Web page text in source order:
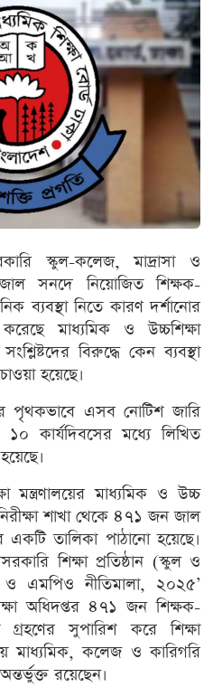
স্কুল-কলেজ, মাদ্রাসা ও
জাল সনদে নিয়োজিত শিক্ষক-
ব্যবস্থা নিতে কারণ দর্শানোর
মাধ্যমিক ও উচ্চশিক্ষা
বিরুদ্ধে কেন ব্যবস্থা
হয়েছে।
পৃথকভাবে এসব নোটিশ জারি
কার্যদিবসের মধ্যে লিখিত
মন্ত্রণালয়ের মাধ্যমিক ও উচ্চ
শাখা থেকে ৪৭১ জন জাল
তালিকা পাঠানো হয়েছে।
শিক্ষা প্রতিষ্ঠান (স্কুল ও
এমপিও নীতিমালা, ২০২৫’
অধিদপ্তর ৪৭১ জন শিক্ষক-
গ্রহণের সুপারিশ করে শিক্ষা
মাধ্যমিক, কলেজ ও কারিগরি
রয়েছেন।